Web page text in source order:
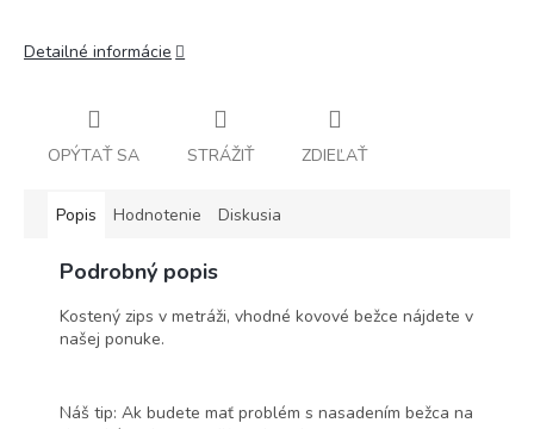
Detailné informácie
OPÝTAŤ SA STRÁŽIŤ ZDIEĽAŤ
Popis Hodnotenie Diskusia
Podrobný popis
Kostený zips v metráži, vhodné kovové bežce nájdete v
našej ponuke.
Náš tip: Ak budete mať problém s nasadením bežca na